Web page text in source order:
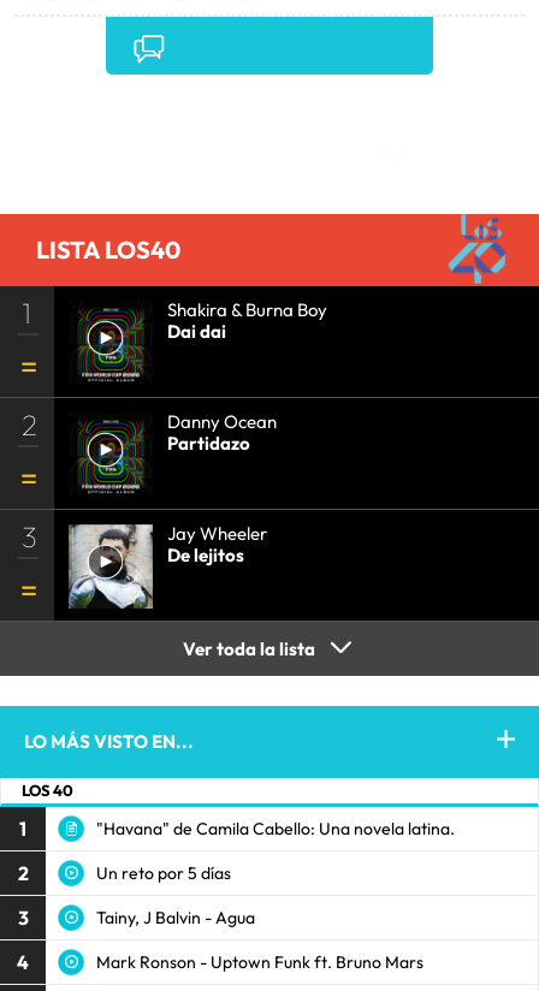
LISTA LOS40
1
Shakira & Burna Boy
Dai dai
2
Danny Ocean
Partidazo
3
Jay Wheeler
De lejitos
Ver toda la lista
LO MÁS VISTO EN...
LOS 40
1 "Havana" de Camila Cabello: Una novela latina.
2 Un reto por 5 días
3 Tainy, J Balvin - Agua
4 Mark Ronson - Uptown Funk ft. Bruno Mars